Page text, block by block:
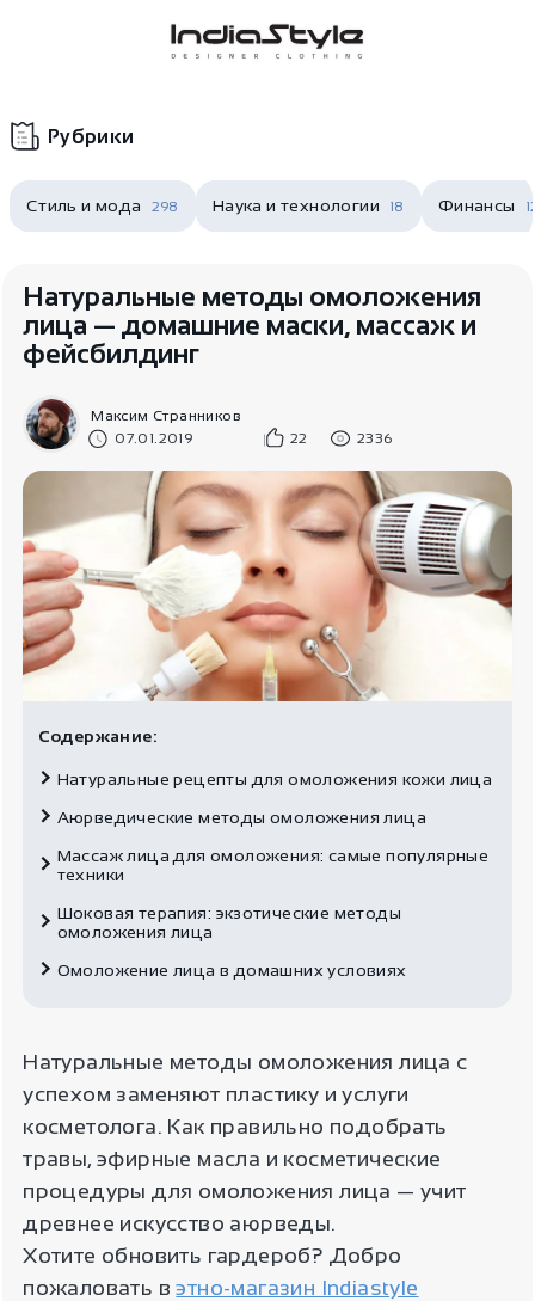
Корзина
В корзиненеттоваров
Корзина покупок пуста..
Рубрики
Стиль и мода 298 Наука и технологии 18 Финансы
Натуральные методы омоложения
лица — домашние маски, массаж и
фейсбилдинг
Максим Странников
07.01.2019
22 2336
Содержание:
Натуральные рецепты для омоложения кожи лица
Аюрведические методы омоложения лица
Массаж лица для омоложения: самые популярные
техники
Шоковая терапия: экзотические методы
омоложения лица
Омоложение лица в домашних условиях
Натуральные методы омоложения лица с
успехом заменяют пластику и услуги
косметолога. Как правильно подобрать
травы, эфирные масла и косметические
процедуры для омоложения лица — учит
древнее искусство аюрведы.
Хотите обновить гардероб? Добро
пожаловать вэтно-магазин Indiastyle